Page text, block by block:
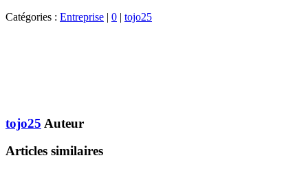
Catégories : Entreprise | 0 | tojo25
tojo25 Auteur
Articles similaires